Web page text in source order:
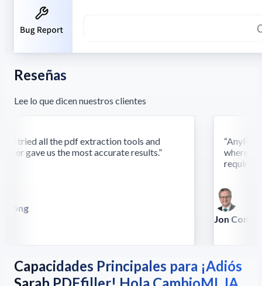
Reseñas
Lee lo que dicen nuestros clientes
tried all the pdf extraction tools and
gave us the most accurate results.”
where
require
Jon Conradt
Capacidades Principales para ¡Adiós